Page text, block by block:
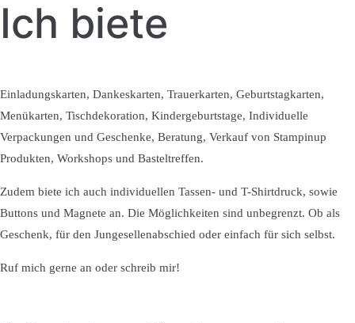
Ich biete
Einladungskarten, Dankeskarten, Trauerkarten, Geburtstagkarten,
Menükarten, Tischdekoration, Kindergeburtstage, Individuelle
Verpackungen und Geschenke, Beratung, Verkauf von Stampinup
Produkten, Workshops und Basteltreffen.
Zudem biete ich auch individuellen Tassen- und T-Shirtdruck, sowie
Buttons und Magnete an. Die Möglichkeiten sind unbegrenzt. Ob als
Geschenk, für den Jungesellenabschied oder einfach für sich selbst.
Ruf mich gerne an oder schreib mir!